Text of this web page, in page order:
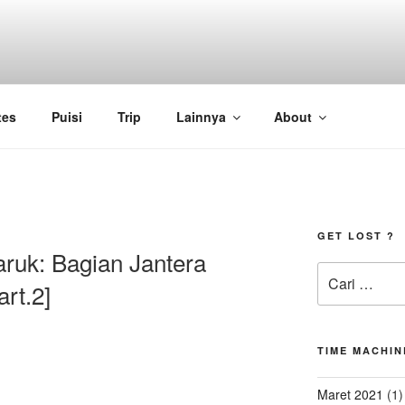
Puisi Trip Lainnya About
Bagian Jantera
GET LOST ?
untuk:
TIME
Maret 2021 (1)